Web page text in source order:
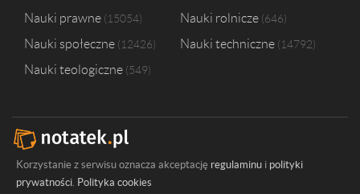
Nauki prawne 15054 Nauki rolnicze 646
Nauki społeczne 12426 Nauki techniczne 14792
Nauki teologiczne 549
Korzystanie z serwisu oznacza akceptację regulaminu i polityki
prywatności. Polityka cookies